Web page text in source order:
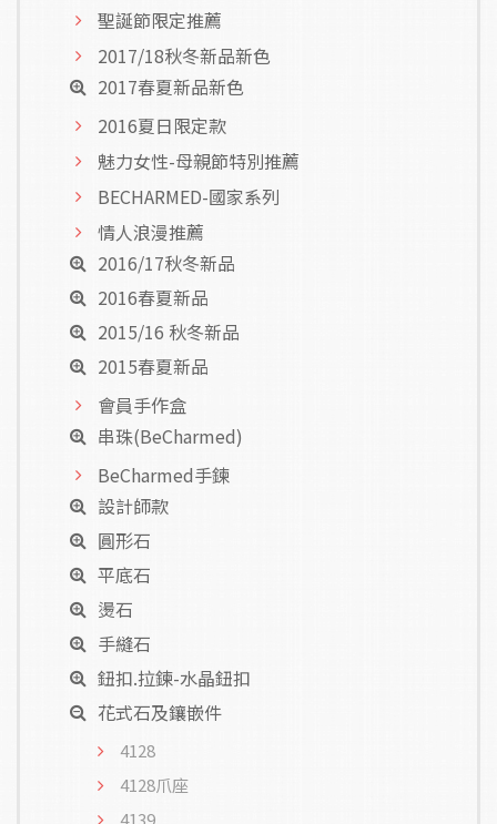
聖誕節限定推薦
2017/18秋冬新品新色
2017春夏新品新色
2016夏日限定款
魅力女性-母親節特別推薦
BECHARMED-國家系列
情人浪漫推薦
2016/17秋冬新品
2016春夏新品
2015/16 秋冬新品
2015春夏新品
會員手作盒
串珠(BeCharmed)
BeCharmed手鍊
設計師款
圓形石
平底石
燙石
手縫石
鈕扣.拉鍊-水晶鈕扣
花式石及鑲嵌件
4128
4128爪座